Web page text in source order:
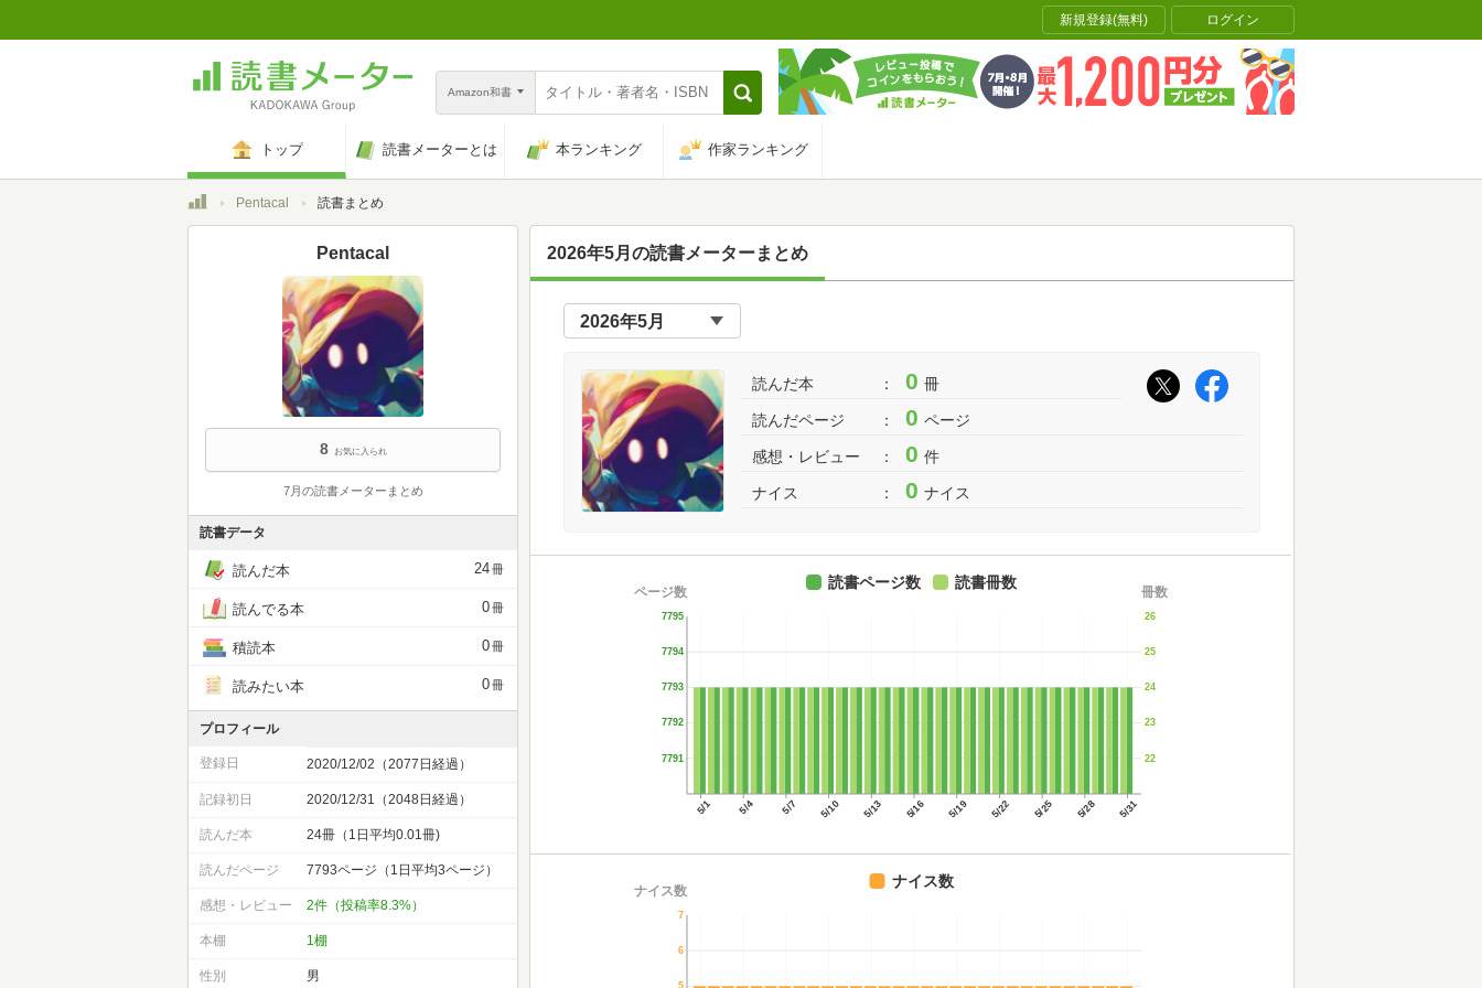
新規登録(無料) ログイン
Amazon和書
トップ 読書メーターとは 本ランキング 作家ランキング
トップPentacal 読書まとめ
2026年5月の読書メーターまとめ
読んだ本 0 冊
読んだページ 0 ページ
感想・レビュー 0 件
ナイス 0 ナイス
5/1 5/4 5/7 5/10 5/13 5/16 5/19 5/22 5/25 5/28 5/31
7791
7792
7793
7794
7795
ページ数
22
23
24
25
26
冊数
読書ページ数 読書冊数
6
7
ナイス数
ナイス数
Pentacal
8 お気に入られ
7月の読書メーターまとめ
読書データ
読んだ本 24冊
読んでる本 0冊
積読本 0冊
読みたい本 0冊
プロフィール
登録日 2020/12/02（2077日経過）
記録初日 2020/12/31（2048日経過）
読んだ本 24冊（1日平均0.01冊)
読んだページ 7793ページ（1日平均3ページ）
感想・レビュー 2件（投稿率8.3%）
本棚 1棚
性別 男